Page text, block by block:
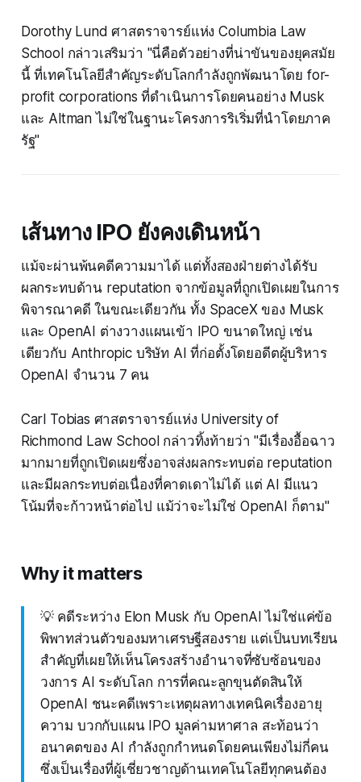
Dorothy Lund ศาสตราจารย์แห่ง Columbia Law
School กล่าวเสริมว่า "นี่คือตัวอย่างที่น่าขันของยุคสมัย
นี้ ที่เทคโนโลยีสำคัญระดับโลกกำลังถูกพัฒนาโดย for-
profit corporations ที่ดำเนินการโดยคนอย่าง Musk
และ Altman ไม่ใช่ในฐานะโครงการริเริ่มที่นำโดยภาค
รัฐ"
เส้นทาง IPO ยังคงเดินหน้า
แม้จะผ่านพ้นคดีความมาได้ แต่ทั้งสองฝ่ายต่างได้รับ
ผลกระทบด้าน reputation จากข้อมูลที่ถูกเปิดเผยในการ
พิจารณาคดี ในขณะเดียวกัน ทั้ง SpaceX ของ Musk
และ OpenAI ต่างวางแผนเข้า IPO ขนาดใหญ่ เช่น
เดียวกับ Anthropic บริษัท AI ที่ก่อตั้งโดยอดีตผู้บริหาร
OpenAI จำนวน 7 คน
Carl Tobias ศาสตราจารย์แห่ง University of
Richmond Law School กล่าวทิ้งท้ายว่า "มีเรื่องอื้อฉาว
มากมายที่ถูกเปิดเผยซึ่งอาจส่งผลกระทบต่อ reputation
และมีผลกระทบต่อเนื่องที่คาดเดาไม่ได้ แต่ AI มีแนว
โน้มที่จะก้าวหน้าต่อไป แม้ว่าจะไม่ใช่ OpenAI ก็ตาม"
Why it matters
💡 คดีระหว่าง Elon Musk กับ OpenAI ไม่ใช่แค่ข้อ
พิพาทส่วนตัวของมหาเศรษฐีสองราย แต่เป็นบทเรียน
สำคัญที่เผยให้เห็นโครงสร้างอำนาจที่ซับซ้อนของ
วงการ AI ระดับโลก การที่คณะลูกขุนตัดสินให้
OpenAI ชนะคดีเพราะเหตุผลทางเทคนิคเรื่องอายุ
ความ บวกกับแผน IPO มูลค่ามหาศาล สะท้อนว่า
อนาคตของ AI กำลังถูกกำหนดโดยคนเพียงไม่กี่คน
ซึ่งเป็นเรื่องที่ผู้เชี่ยวชาญด้านเทคโนโลยีทุกคนต้อง